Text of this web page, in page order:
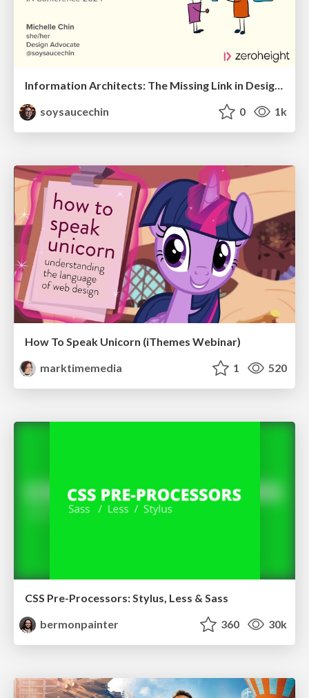
soysaucechin
0 1k
How To Speak Unicorn (iThemes Webinar)
marktimemedia
1 520
CSS Pre-Processors: Stylus, Less & Sass
bermonpainter
360 30k